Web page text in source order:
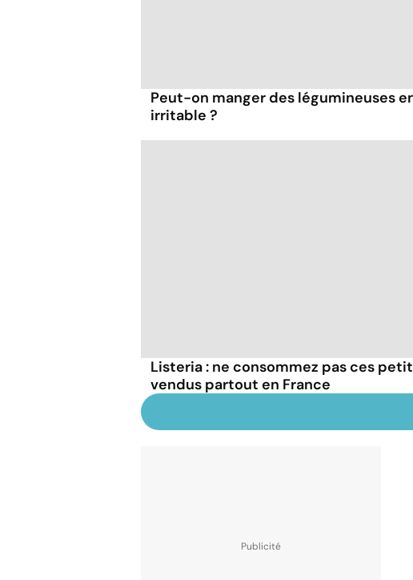
Peut-on manger des légumineuses
irritable ?
Listeria : ne consommez pas ces
vendus partout en France